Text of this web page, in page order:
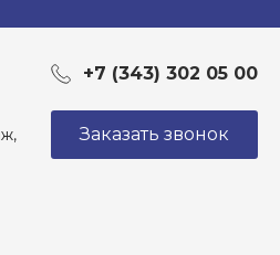
+7 (343) 302 05 00
Заказать звонок